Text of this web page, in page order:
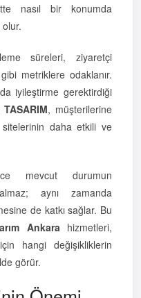
nasıl bir konumda
olur.
süreleri, ziyaretçi
metriklere odaklanır.
iyileştirme gerektirdiği
, müşterilerine
daha etkili ve
mevcut durumun
aynı zamanda
de katkı sağlar. Bu
Ankara hizmetleri,
hangi değişikliklerin
görür.